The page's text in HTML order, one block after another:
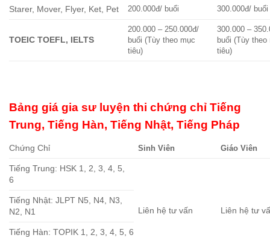
Starer, Mover, Flyer, Ket, Pet 200.000đ/ buổi 300.000đ/ buổi
TOEIC TOEFL, IELTS
200.000 – 250.000đ/
buổi (Tùy theo mục
tiêu)
300.000 –
buổi (Tùy theo
tiêu)
Bảng giá gia sư luyện thi chứng chỉ Tiếng
Trung, Tiếng Hàn, Tiếng Nhật, Tiếng Pháp
Chứng Chỉ Sinh Viên Giáo Viên
Tiếng Trung: HSK 1, 2, 3, 4, 5,
6
Liên hệ tư vấn Liên hệ tư
Tiếng Nhật: JLPT N5, N4, N3,
N2, N1
Tiếng Hàn: TOPIK 1, 2, 3, 4, 5, 6